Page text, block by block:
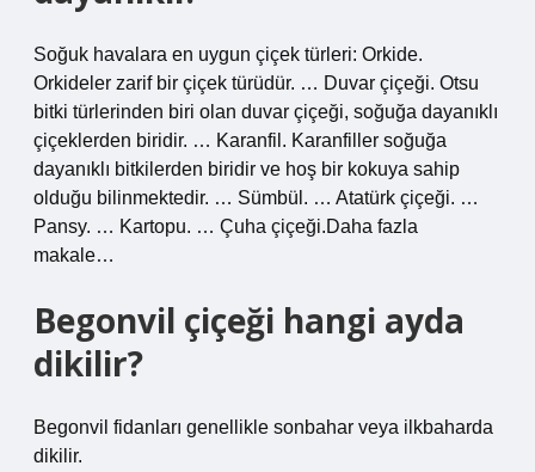
Soğuk havalara en uygun çiçek türleri: Orkide.
Orkideler zarif bir çiçek türüdür. … Duvar çiçeği. Otsu
bitki türlerinden biri olan duvar çiçeği, soğuğa dayanıklı
çiçeklerden biridir. … Karanfil. Karanfiller soğuğa
dayanıklı bitkilerden biridir ve hoş bir kokuya sahip
olduğu bilinmektedir. … Sümbül. … Atatürk çiçeği. …
Pansy. … Kartopu. … Çuha çiçeği.Daha fazla
makale…
Begonvil çiçeği hangi ayda
dikilir?
Begonvil fidanları genellikle sonbahar veya ilkbaharda
dikilir.